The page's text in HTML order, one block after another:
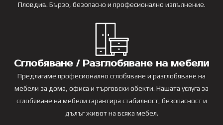
Пловдив. Бързо, безопасно и професионално изпълнение.
Сглобяване / Разглобяване на мебели
Предлагаме професионално сглобяване и разглобяване на
мебели за дома, офиса и търговски обекти. Нашата услуга за
сглобяване на мебели гарантира стабилност, безопасност и
дълъг живот на всяка мебел.